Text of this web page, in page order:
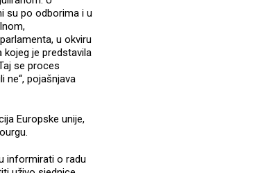
su po odborima i u
u okviru
je predstavila
se proces
ne“, pojašnjava
Europske unije,
informirati o radu